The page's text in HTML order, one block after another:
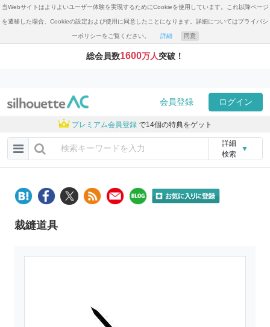
当Webサイトはよりよいユーザー体験を実現するためにCookieを使用しています。これ以降ページ
を遷移した場合、Cookieの設定および使用に同意したことになります。詳細についてはプライバシ
ーポリシーをご覧ください。 詳細 同意
総会員数1600万人突破！
会員登録 ログイン
プレミアム会員登録 で14個の特典をゲット
詳細
検索
▼
裁縫道具